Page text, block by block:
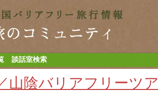
談話室検索
山陰バリアフリーツ